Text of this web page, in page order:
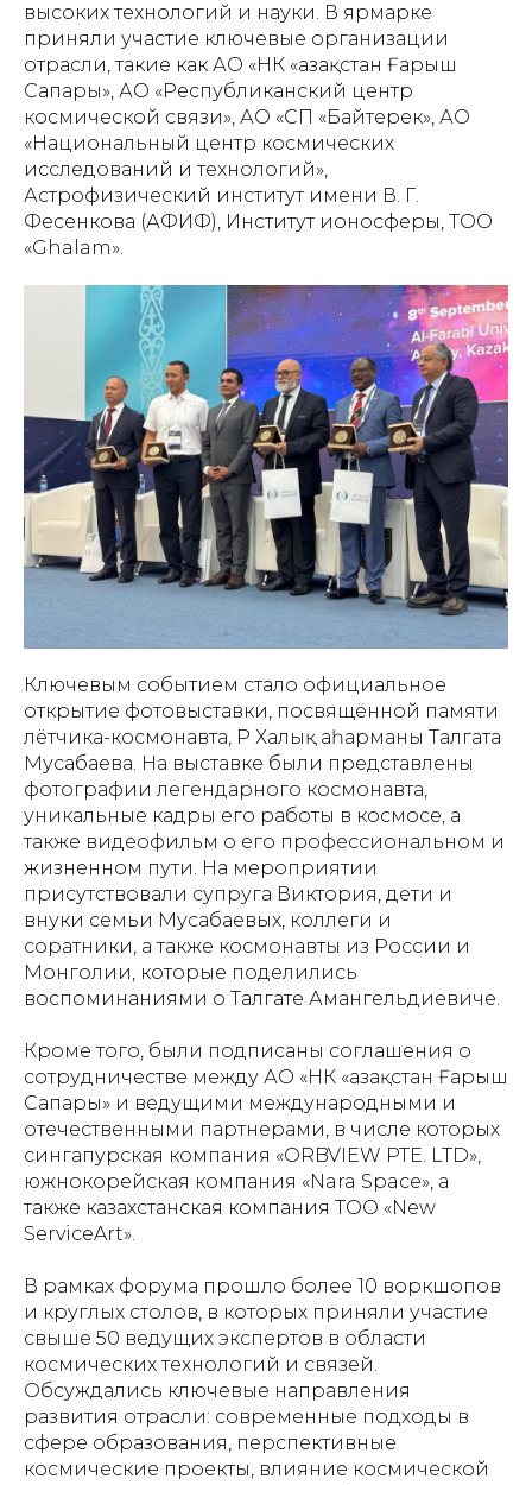
высоких технологий и науки. В ярмарке
приняли участие ключевые организации
отрасли, такие как АО «НК «Қазақстан Ғарыш
Сапары», АО «Республиканский центр
космической связи», АО «СП «Байтерек», АО
«Национальный центр космических
исследований и технологий»,
Астрофизический институт имени В. Г.
Фесенкова (АФИФ), Институт ионосферы, ТОО
«Ghalam».
Ключевым событием стало официальное
открытие фотовыставки, посвящённой памяти
лётчика-космонавта, ҚР Халық Қаһарманы Талгата
Мусабаева. На выставке были представлены
фотографии легендарного космонавта,
уникальные кадры его работы в космосе, а
также видеофильм о его профессиональном и
жизненном пути. На мероприятии
присутствовали супруга Виктория, дети и
внуки семьи Мусабаевых, коллеги и
соратники, а также космонавты из России и
Монголии, которые поделились
воспоминаниями о Талгате Амангельдиевиче.
Кроме того, были подписаны соглашения о
сотрудничестве между АО «НК «Қазақстан Ғарыш
Сапары» и ведущими международными и
отечественными партнерами, в числе которых
сингапурская компания «ORBVIEW PTE. LTD»,
южнокорейская компания «Nara Space», а
также казахстанская компания ТОО «New
ServiceArt».
В рамках форума прошло более 10 воркшопов
и круглых столов, в которых приняли участие
свыше 50 ведущих экспертов в области
космических технологий и связей.
Обсуждались ключевые направления
развития отрасли: современные подходы в
сфере образования, перспективные
космические проекты, влияние космической